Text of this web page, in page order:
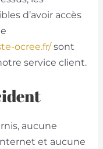
d’avoir accès
ocree.fr/sont
service client.
aucune
et aucune